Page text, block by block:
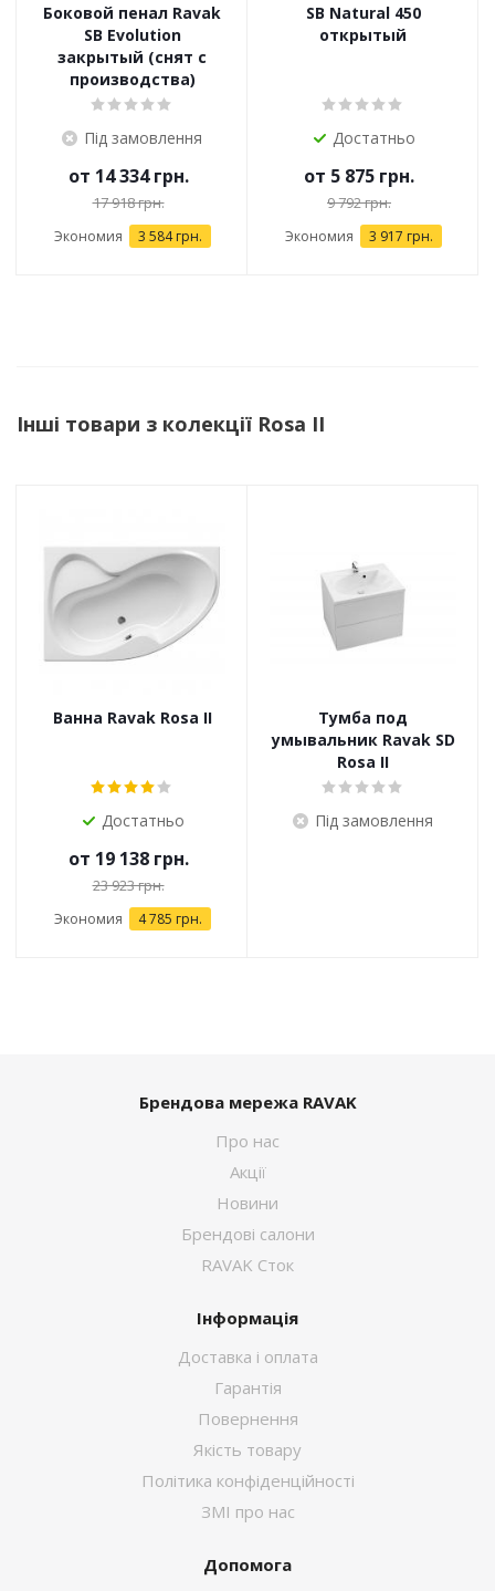
Боковой пенал Ravak
SB Evolution
закрытый (снят с
производства)
Під замовлення
от 14 334 грн.
17 918 грн.
Экономия 3 584 грн.
SB Natural 450
открытый
Достатньо
от 5 875 грн.
9 792 грн.
Экономия 3 917 грн.
Інші товари з колекції Rosa II
Ванна Ravak Rosa II
Достатньо
от 19 138 грн.
23 923 грн.
Экономия 4 785 грн.
Тумба под
умывальник Ravak SD
Rosa II
Під замовлення
Брендова мережа RAVAK
Про нас
Акції
Новини
Брендові салони
RAVAK Сток
Інформація
Доставка і оплата
Гарантія
Повернення
Якість товару
Політика конфіденційності
ЗМІ про нас
Допомога